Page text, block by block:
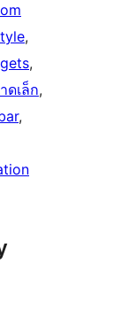
ดเล็ก